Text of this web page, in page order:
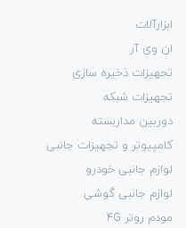
ابزارآلات
ان وی آر
تجهیزات ذخیره سازی
تجهیزات شبکه
دوربین مداربسته
کامپیوتر و تجهیزات جانبی
لوازم جانبی خودرو
لوازم جانبی گوشی
مودم روتر 4G